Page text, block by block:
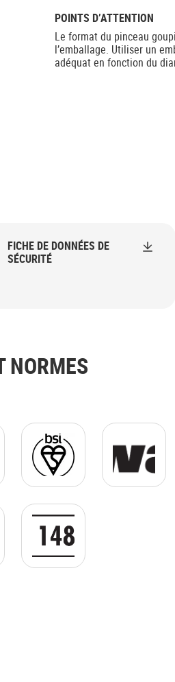
POINTS D’ATTENTION
Le format du pinceau
l’emballage. Utiliser un
adéquat en fonction du
FICHE DE DONNÉES DE
SÉCURITÉ
NORMES
mark-of-trust-product-
Kiwa
GIF.gifEN 14814 GIF.gif